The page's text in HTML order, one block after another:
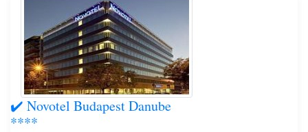
✔️ Novotel Budapest Danube
****